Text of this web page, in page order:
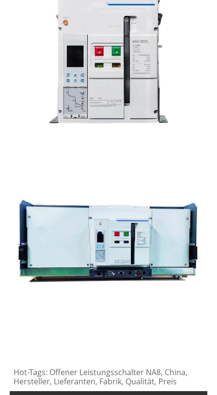
Hot-Tags: Offener Leistungsschalter NA8, China,
Hersteller, Lieferanten, Fabrik, Qualität, Preis